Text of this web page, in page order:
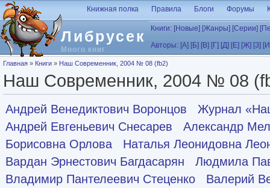
Перейти к основному содержанию
Либрусек
Много книг
Книжная полка Правила Блоги Форумы
Книги: [Новые] [Жанры] [Серии]
Авторы: [А] [Б] [В] [Г] [Д] [Е] [Ж] [З]
Вы здесь
Главная » Книги » Наш Современник, 2004 № 08 (fb2)
Наш Современник, 2004 № 08
Андрей Венедиктович Воронцов
Журнал
Андрей Евгеньевич Снесарев
Александр
Борисовна Орлова
Наталья Леонидовна
Вардан Эрнестович Багдасарян
Людмила
Владимир Пантелеевич Стеценко
Валерий